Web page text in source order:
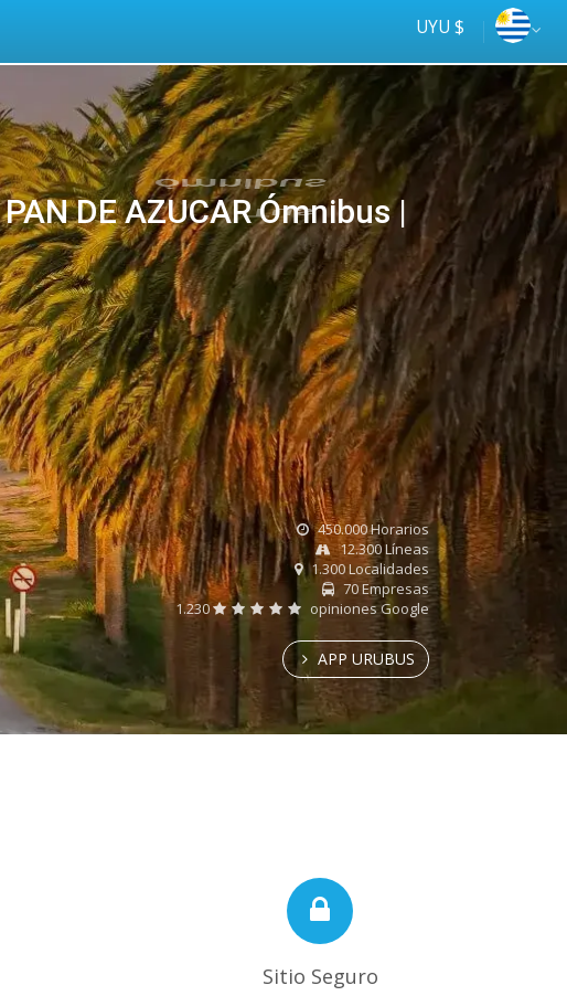
UYU $
DE AZUCAR Ómnibus |
online
Tus
ómnibus
450.000 Horarios
12.300 Líneas
1.300 Localidades
70 Empresas
1.230
opiniones Google
APP URUBUS
Sitio Seguro